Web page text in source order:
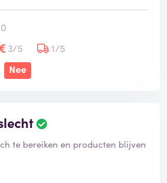
3/5
1/5
Nee
te bereiken en producten blijven